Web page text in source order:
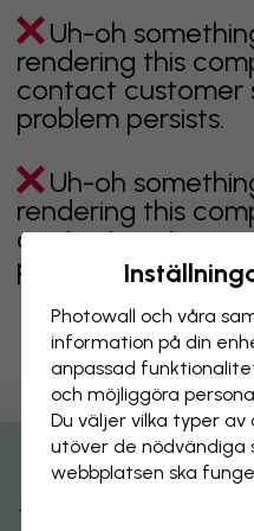
Uh-oh
rendering this
contact customer
problem persists.
Uh-oh
rendering this
contact customer
problem persists.
Visar sidan
Utforska fler
Photowall och våra
information på din
anpassad
och möjliggöra
Du väljer vilka typer
utöver de nödvändiga
webbplatsen ska